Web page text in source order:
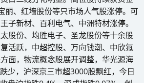
丽、红墙股份等只市场人气股涨停。可
子新材、百利电气、中洲特材涨停。
股份、均胜电子、圣龙股份等十余股
活跃，中超控股、万向钱潮、中欣氟
面，物流概念股展开调整，华光源海
少，沪深京三市超3000股飘红，今日